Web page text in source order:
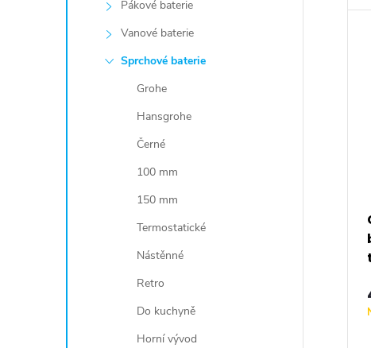
Pákové baterie
Vanové baterie
Sprchové baterie
Grohe
Hansgrohe
Černé
100 mm
150 mm
Termostatické
Nástěnné
Retro
Do kuchyně
Horní vývod